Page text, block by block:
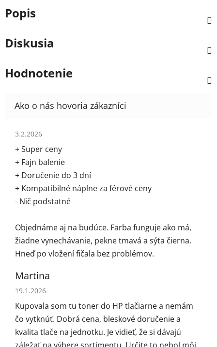
Popis
Diskusia
Hodnotenie
Hodnotenie obchodu je 5 z 5 hviezdičiek.
3.2.2026
+ Super ceny
+ Fajn balenie
+ Doručenie do 3 dní
+ Kompatibilné náplne za férové ceny
- Nič podstatné
Objednáme aj na budúce. Farba funguje ako má,
žiadne vynechávanie, pekne tmavá a sýta čierna.
Hneď po vložení fičala bez problémov.
Martina
Hodnotenie obchodu je 5 z 5 hviezdičiek.
19.1.2026
Kupovala som tu toner do HP tlačiarne a nemám
čo vytknúť. Dobrá cena, bleskové doručenie a
kvalita tlače na jednotku. Je vidieť, že si dávajú
záležať na výbere sortimentu. Určite to nebol môj